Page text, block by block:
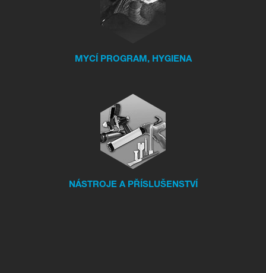
MYCÍ PROGRAM, HYGIENA
NÁSTROJE A PŘÍSLUŠENSTVÍ